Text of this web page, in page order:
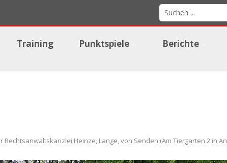
Training Punktspiele Berichte
Heinze, Lange, von Senden (Am Tiergarten 2 in